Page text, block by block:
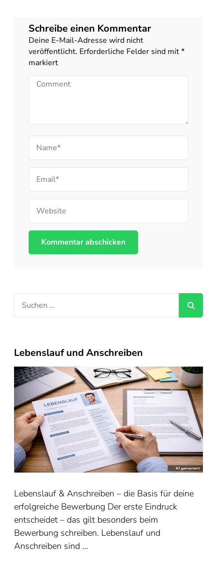
Schreibe einen Kommentar
Deine E-Mail-Adresse wird nicht
veröffentlicht. Erforderliche Felder sind mit*
markiert
Comment
Suchen
Lebenslauf und Anschreiben
Lebenslauf & Anschreiben – die Basis für deine
erfolgreiche Bewerbung Der erste Eindruck
entscheidet – das gilt besonders beim
Bewerbung schreiben. Lebenslauf und
Anschreiben sind …